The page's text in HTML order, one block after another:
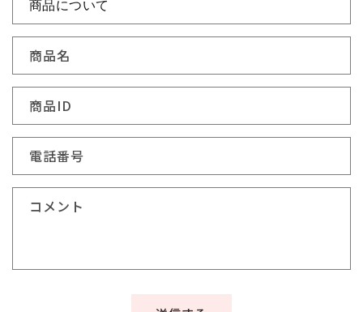
フ
ー
商品名
商品ID
電話番号
コメント